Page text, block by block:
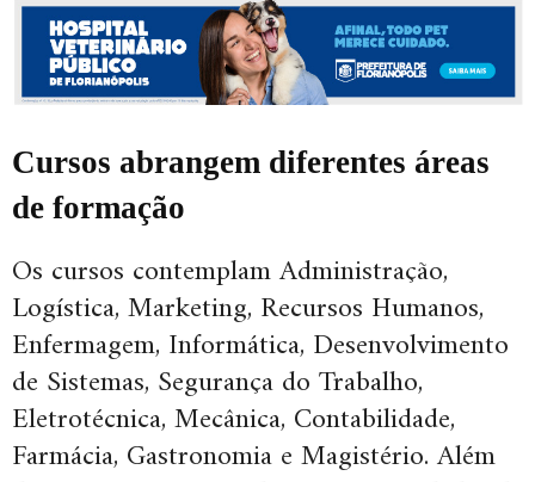
Cursos abrangem diferentes áreas
de formação
Os cursos contemplam Administração,
Logística, Marketing, Recursos Humanos,
Enfermagem, Informática, Desenvolvimento
de Sistemas, Segurança do Trabalho,
Eletrotécnica, Mecânica, Contabilidade,
Farmácia, Gastronomia e Magistério. Além